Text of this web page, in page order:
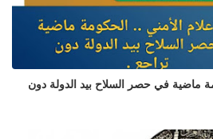
ماضية في حصر السلاح بيد الدولة دون